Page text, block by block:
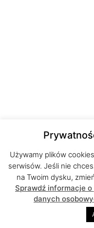
Używamy plików
serwisów. Jeśli nie
na Twoim dysku,
Sprawdź informacje
danych